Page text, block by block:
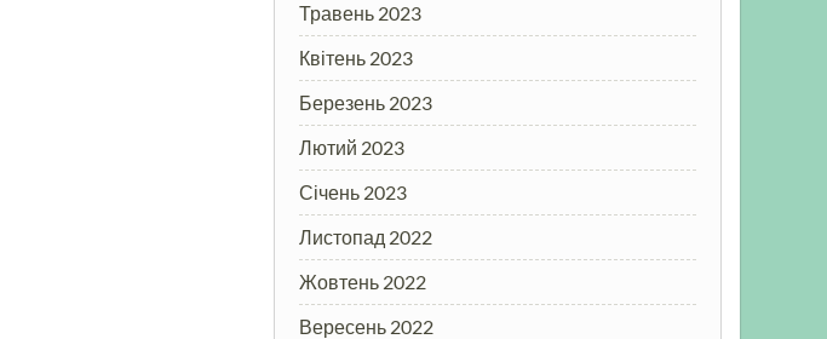
Травень 2023
Квітень 2023
Березень 2023
Лютий 2023
Січень 2023
Листопад 2022
Жовтень 2022
Вересень 2022